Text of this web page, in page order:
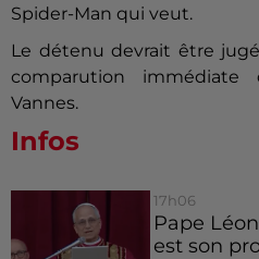
Spider-Man qui veut.
Le détenu devrait être
comparution
Vannes.
Infos
17h06
Pape
est son